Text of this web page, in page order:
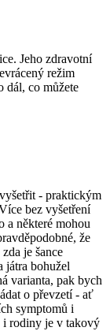
Jeho zdravotní
režim
dál, co můžete
- praktickým
bez vyšetření
a některé mohou
že
je šance
játra bohužel
varianta, pak bych
o převzetí - ať
symptomů i
i rodiny je v takový